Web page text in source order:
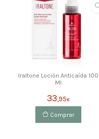
Iraltone Loción Anticaída 100
Ml
33,95€
Comprar